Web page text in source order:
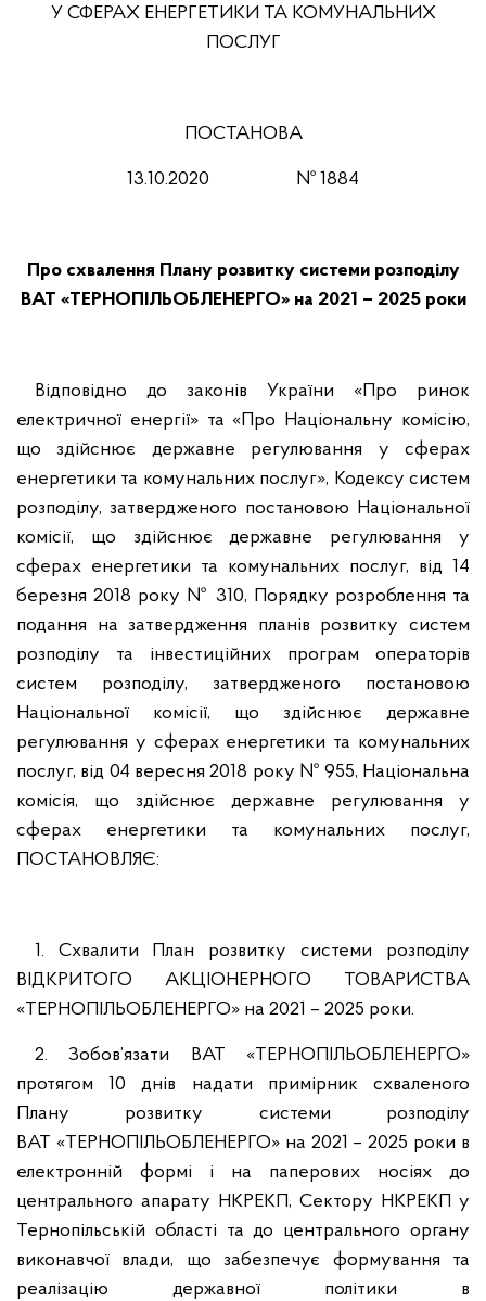
У СФЕРАХ ЕНЕРГЕТИКИ ТА КОМУНАЛЬНИХ
ПОСЛУГ
ПОСТАНОВА
13.10.2020 № 1884
Про схвалення Плану розвитку системи розподілу
ВАТ «ТЕРНОПІЛЬОБЛЕНЕРГО» на 2021 – 2025 роки
Відповідно до законів України «Про ринок
електричної енергії» та «Про Національну комісію,
що здійснює державне регулювання у сферах
енергетики та комунальних послуг», Кодексу систем
розподілу, затвердженого постановою Національної
комісії, що здійснює державне регулювання у
сферах енергетики та комунальних послуг, від 14
березня 2018 року № 310, Порядку розроблення та
подання на затвердження планів розвитку систем
розподілу та інвестиційних програм операторів
систем розподілу, затвердженого постановою
Національної комісії, що здійснює державне
регулювання у сферах енергетики та комунальних
послуг, від 04 вересня 2018 року № 955, Національна
комісія, що здійснює державне регулювання у
сферах енергетики та комунальних послуг,
ПОСТАНОВЛЯЄ:
1. Схвалити План розвитку системи розподілу
ВІДКРИТОГО АКЦІОНЕРНОГО ТОВАРИСТВА
«ТЕРНОПІЛЬОБЛЕНЕРГО» на 2021 – 2025 роки.
2. Зобов’язати ВАТ «ТЕРНОПІЛЬОБЛЕНЕРГО»
протягом 10 днів надати примірник схваленого
Плану розвитку системи розподілу
ВАТ «ТЕРНОПІЛЬОБЛЕНЕРГО» на 2021 – 2025 роки в
електронній формі і на паперових носіях до
центрального апарату НКРЕКП, Сектору НКРЕКП у
Тернопільській області та до центрального органу
виконавчої влади, що забезпечує формування та
реалізацію державної політики в